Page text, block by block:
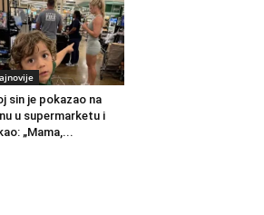
sin je pokazao na
u supermarketu i
„Mama,...